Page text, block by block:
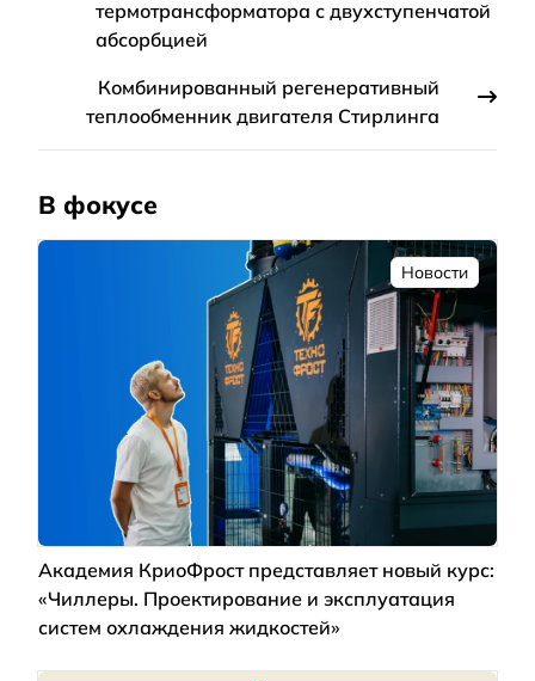
термотрансформатора с двухступенчатой
абсорбцией
Комбинированный регенеративный
теплообменник двигателя Стирлинга
В фокусе
Новости
Академия КриоФрост представляет новый курс:
«Чиллеры. Проектирование и эксплуатация
систем охлаждения жидкостей»